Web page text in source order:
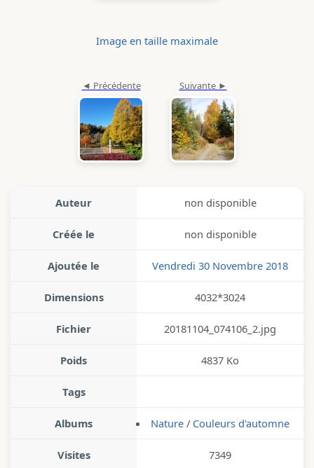
Image en taille maximale
Auteur non disponible
Créée le non disponible
Ajoutée le Vendredi 30 Novembre 2018
Dimensions 4032*3024
Fichier 20181104_074106_2.jpg
Poids 4837 Ko
Tags
Albums Nature / Couleurs d'automne
Visites 7349